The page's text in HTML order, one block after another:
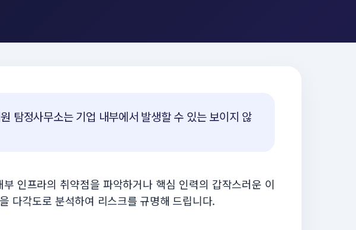
탐정사무소는 기업 내부에서 발생할 수 있는 보이지 않
인프라의 취약점을 파악하거나 핵심 인력의 갑작스러운 이
다각도로 분석하여 리스크를 규명해 드립니다.